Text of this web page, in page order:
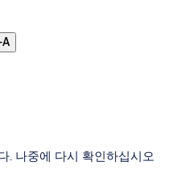
A
. 나중에 다시 확인하십시오